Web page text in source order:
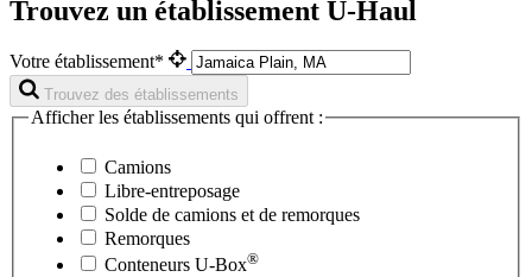
Trouvez un établissement U-Haul
Votre établissement*
Trouvez des établissements
Afficher les établissements qui offrent :
Camions
Libre-entreposage
Solde de camions et de remorques
Remorques
Conteneurs U-Box®